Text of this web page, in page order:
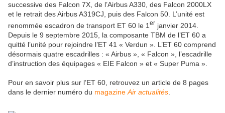
successive des Falcon 7X, de l’Airbus A330, des Falcon 2000LX
et le retrait des Airbus A319CJ, puis des Falcon 50. L’unité est
renommée escadron de transport ET 60 le 1 er janvier 2014.
Depuis le 9 septembre 2015, la composante TBM de l’ET 60 a
quitté l’unité pour rejoindre l’ET 41 « Verdun ». L’ET 60 comprend
désormais quatre escadrilles : « Airbus », « Falcon », l’escadrille
d’instruction des équipages « EIE Falcon » et « Super Puma ».
Pour en savoir plus sur l’ET 60, retrouvez un article de 8 pages
dans le dernier numéro du magazine Air actualités